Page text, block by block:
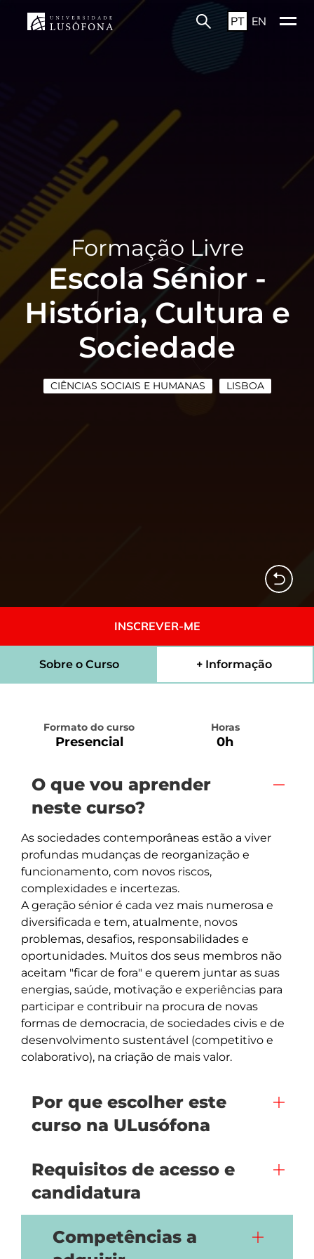
PT EN
Formação Livre
Escola Sénior -
História, Cultura e
Sociedade
CIÊNCIAS SOCIAIS E HUMANAS LISBOA
INSCREVER-ME
Sobre o Curso + Informação
Formato do curso
Presencial
Horas
0h
O que vou aprender
neste curso?
As sociedades contemporâneas estão a viver
profundas mudanças de reorganização e
funcionamento, com novos riscos,
complexidades e incertezas.
A geração sénior é cada vez mais numerosa e
diversificada e tem, atualmente, novos
problemas, desafios, responsabilidades e
oportunidades. Muitos dos seus membros não
aceitam "ficar de fora" e querem juntar as suas
energias, saúde, motivação e experiências para
participar e contribuir na procura de novas
formas de democracia, de sociedades civis e de
desenvolvimento sustentável (competitivo e
colaborativo), na criação de mais valor.
Por que escolher este
curso na ULusófona
Requisitos de acesso e
candidatura
Competências a